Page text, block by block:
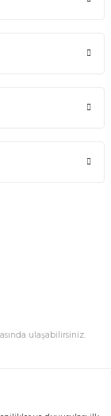
ulaşabilirsiniz.